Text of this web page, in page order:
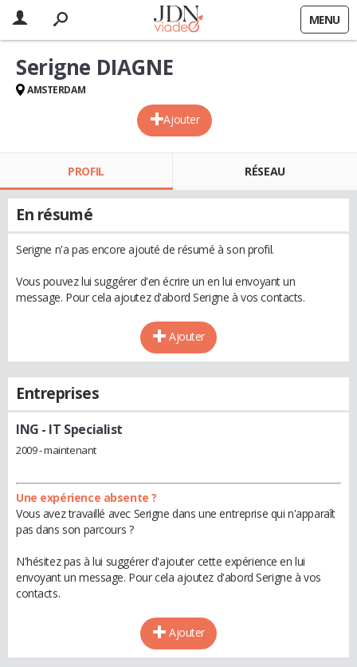
MENU
Ajouter
Serigne DIAGNE
AMSTERDAM
PROFIL RÉSEAU
En résumé
Serigne n'a pas encore ajouté de résumé à son profil.
Vous pouvez lui suggérer d'en écrire un en lui envoyant un
message. Pour cela ajoutez d'abord Serigne à vos contacts.
Ajouter
Entreprises
ING - IT Specialist
2009 - maintenant
Une expérience absente ?
Vous avez travaillé avec Serigne dans une entreprise qui n'apparaît
pas dans son parcours ?
N'hésitez pas à lui suggérer d'ajouter cette expérience en lui
envoyant un message. Pour cela ajoutez d'abord Serigne à vos
contacts.
Ajouter